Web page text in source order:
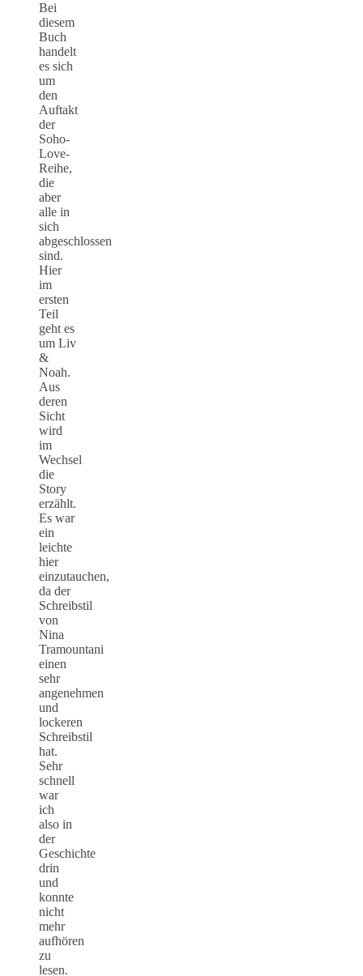
Bei
diesem
Buch
handelt
es sich
um
den
Auftakt
der
Soho-
Love-
Reihe,
die
aber
alle in
sich
abgeschlossen
sind.
Hier
im
ersten
Teil
geht es
um Liv
&
Noah.
Aus
deren
Sicht
wird
im
Wechsel
die
Story
erzählt.
Es war
ein
leichte
hier
einzutauchen,
da der
Schreibstil
von
Nina
Tramountani
einen
sehr
angenehmen
und
lockeren
Schreibstil
hat.
Sehr
schnell
war
ich
also in
der
Geschichte
drin
und
konnte
nicht
mehr
aufhören
zu
lesen.